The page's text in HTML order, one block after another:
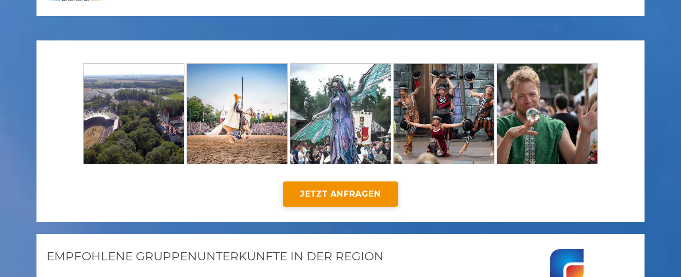
JETZT ANFRAGEN
EMPFOHLENE GRUPPENUNTERKÜNFTE IN DER REGION